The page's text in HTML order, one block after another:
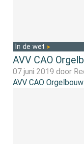
In de wet
AVV CAO
07 juni 2019 door
AVV CAO